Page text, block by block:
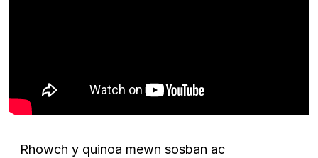
Rhowch y quinoa mewn sosban ac